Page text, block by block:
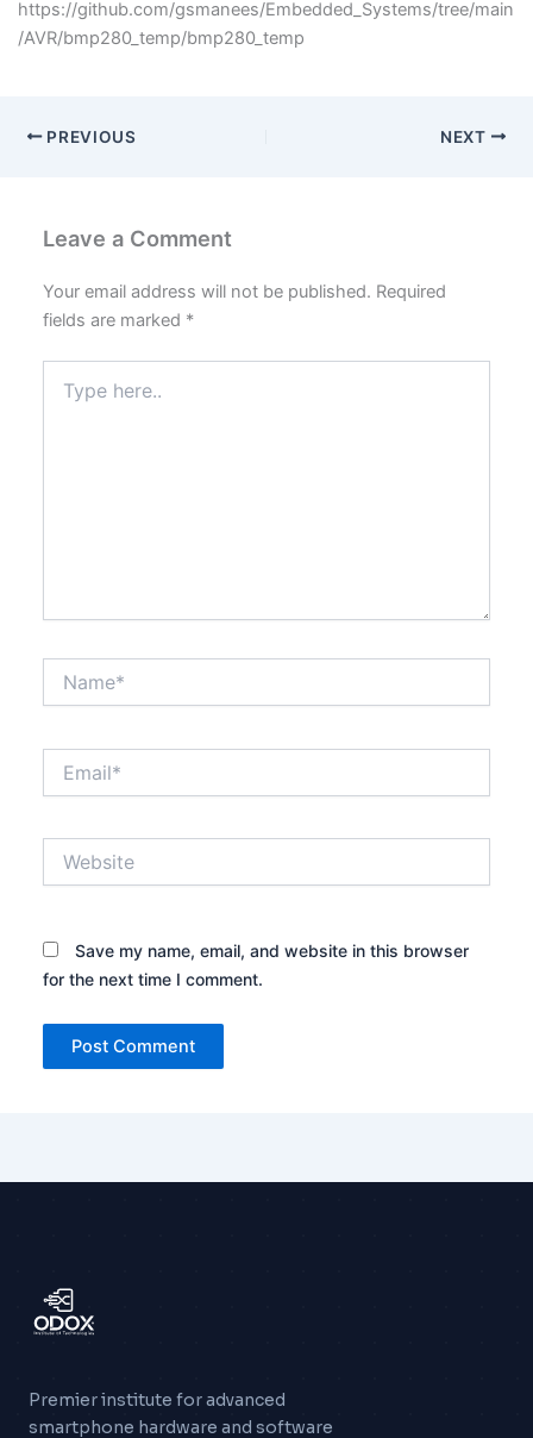
https://github.com/gsmanees/Embedded_Systems/tree/main
/AVR/bmp280_temp/bmp280_temp
PREVIOUS NEXT
Leave a Comment
Your email address will not be published. Required
fields are marked *
here..
Save my name, email, and website in this browser
for the next time I comment.
Premier institute for advanced
smartphone hardware and software